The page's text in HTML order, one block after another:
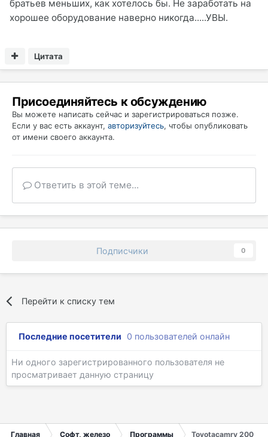
братьев меньших, как хотелось бы. Не заработать на
хорошее оборудование наверно никогда.....УВЫ.
Цитата
Присоединяйтесь к обсуждению
Вы можете написать сейчас и зарегистрироваться позже.
Если у вас есть аккаунт, авторизуйтесь, чтобы опубликовать
от имени своего аккаунта.
Ответить в этой теме...
Подписчики 0
Перейти к списку тем
Последние посетители 0 пользователей онлайн
Ни одного зарегистрированного пользователя не
просматривает данную страницу
Главная Софт, железо Программы Toyotacamry 2001